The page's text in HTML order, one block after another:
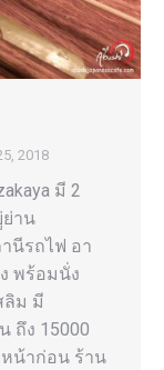
2018
มี 2
ย่าน
นีรถไฟ อา
พร้อมนั่ง
ลิม มี
ถึง 15000
น้าก่อน ร้าน